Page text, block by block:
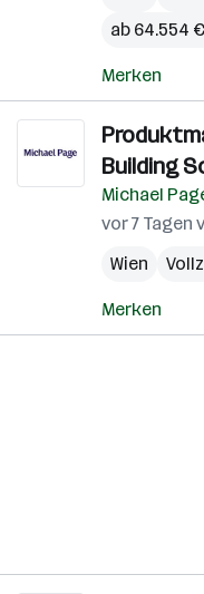
ab 64.554
Merken
Building
Michael
vor 7
Wien
Merken